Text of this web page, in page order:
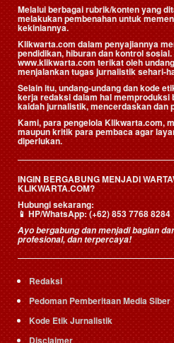
Melalui berbagai rubrik/konten yang
melakukan pembenahan untuk
kekiniannya.
Klikwarta.com dalam penyajiannya
pendidikan, hiburan dan kontrol
www.klikwarta.com terikat oleh
menjalankan tugas jurnalistik sehari-
Selain itu, undang-undang dan kode
kerja redaksi dalam hal memproduksi
kaidah jurnalistik, mencerdaskan dan
Kami, para pengelola Klikwarta.com,
maupun kritik para pembaca agar
diperlukan.
INGIN BERGABUNG MENJADI
KLIKWARTA.COM?
Hubungi sekarang:
📱HP/WhatsApp:(+62) 853 7768 8284
Ayo bergabung dan menjadi bagian
profesional, dan terpercaya!
Redaksi
Pedoman Pemberitaan Media Siber
Kode Etik Jurnalistik
Disclaimer